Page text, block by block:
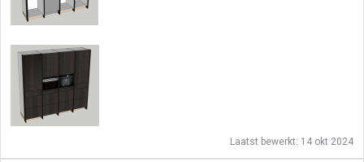
Laatst bewerkt: 14 okt 2024